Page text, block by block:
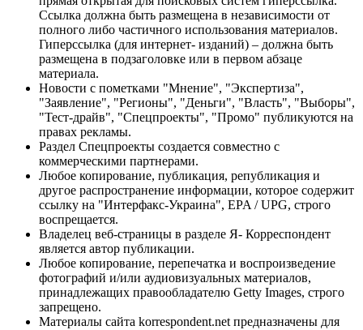
Ссылка должна быть размещена в независимости от
полного либо частичного использования материалов.
Гиперссылка (для интернет- изданий) – должна быть
размещена в подзаголовке или в первом абзаце
материала.
Новости с пометками "Мнение", "Экспертиза",
"Заявление", "Регионы", "Деньги", "Власть", "Выборы",
"Тест-драйв", "Спецпроекты", "Промо" публикуются на
правах рекламы.
Раздел Спецпроекты создается совместно с
коммерческими партнерами.
Любое копирование, публикация, републикация и
другое распространение информации, которое содержит
ссылку на "Интерфакс-Украина", EPA / UPG, строго
воспрещается.
Владелец веб-страницы в разделе Я- Корреспондент
является автор публикации.
Любое копирование, перепечатка и воспроизведение
фотографий и/или аудиовизуальных материалов,
принадлежащих правообладателю Getty Images, строго
запрещено.
Материалы сайта korrespondent.net предназначены для